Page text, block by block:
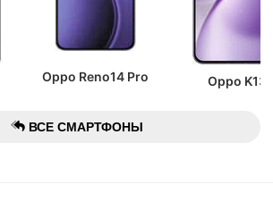
Oppo Reno14 Pro Oppo K13
ВСЕ СМАРТФОНЫ